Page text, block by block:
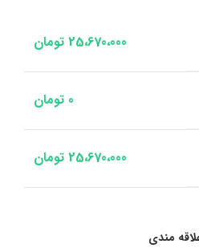
25،670،000 تومان
0 تومان
25،670،000 تومان
مندی